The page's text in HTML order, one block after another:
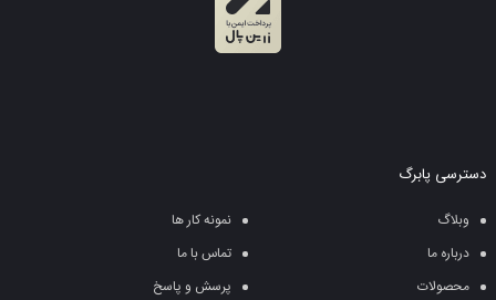
دسترسی پابرگ
وبلاگ
نمونه کار ها
درباره ما
تماس با ما
محصولات
پرسش و پاسخ